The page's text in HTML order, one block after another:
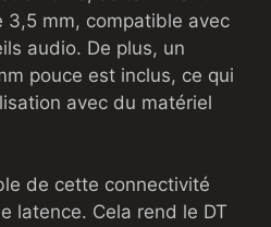
3,5 mm, compatible avec
audio. De plus, un
pouce est inclus, ce qui
avec du matériel
de cette connectivité
latence. Cela rend le DT